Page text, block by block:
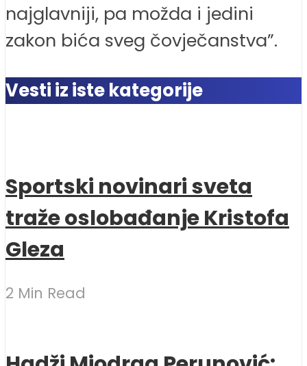
najglavniji, pa možda i jedini
zakon bića sveg čovječanstva”.
Vesti iz iste kategorije
Sportski novinari sveta
traže oslobađanje Kristofa
Gleza
2 Min Read